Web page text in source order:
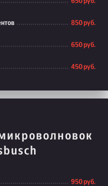
850 руб.
650 руб.
450 руб.
950 руб.